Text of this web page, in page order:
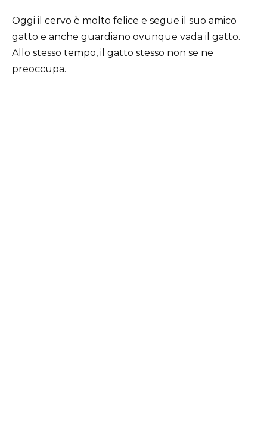
Oggi il cervo è molto felice e segue il suo amico
gatto e anche guardiano ovunque vada il gatto.
Allo stesso tempo, il gatto stesso non se ne
preoccupa.